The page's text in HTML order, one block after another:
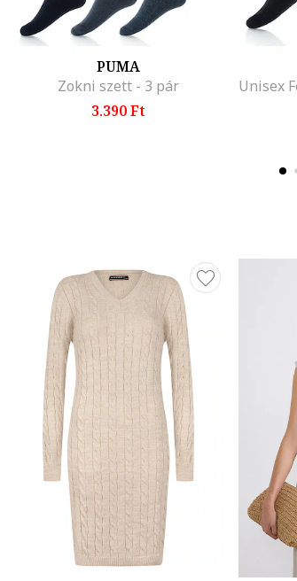
PUMA
Zokni szett - 3 pár
3.390 Ft